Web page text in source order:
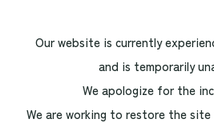
Our website is currently
and is temporarily
We apologize for the
We are working to restore the site